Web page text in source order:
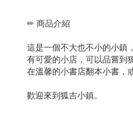
✏ 商品介紹
這是一個不大也不小的小鎮
有可愛的小店，可以品嘗到
在溫馨的小書店翻本小書，
歡迎來到狐吉小鎮。